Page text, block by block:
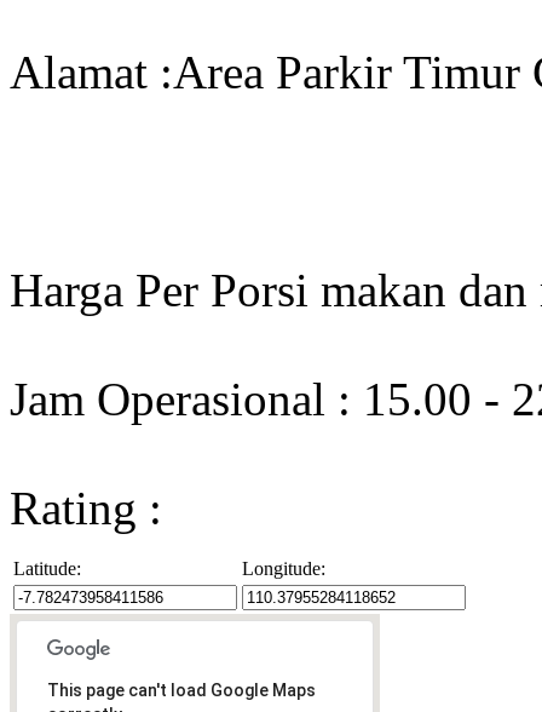
Alamat :Area Parkir Timur
Harga Per Porsi makan
Jam Operasional : 15.00 -
Rating :
Latitude: Longitude:
This page can't load Google Maps